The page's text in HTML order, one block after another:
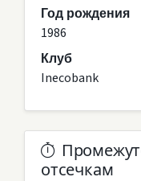
Год рождения
1986
Клуб
Inecobank
отсечкам